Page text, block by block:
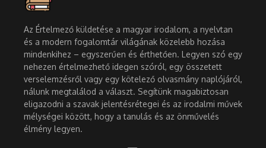
Az Értelmező küldetése a magyar irodalom, a nyelvtan
és a modern fogalomtár világának közelebb hozása
mindenkihez – egyszerűen és érthetően. Legyen szó egy
nehezen értelmezhető idegen szóról, egy összetett
verselemzésről vagy egy kötelező olvasmány naplójáról,
nálunk megtalálod a választ. Segítünk magabiztosan
eligazodni a szavak jelentésrétegei és az irodalmi művek
mélységei között, hogy a tanulás és az önművelés
élmény legyen.